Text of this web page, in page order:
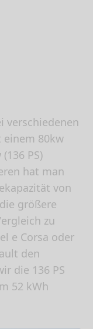
verschiedenen
80kw
PS)
hat man
von
größere
zu
e Corsa oder
den
die 136 PS
52 kWh